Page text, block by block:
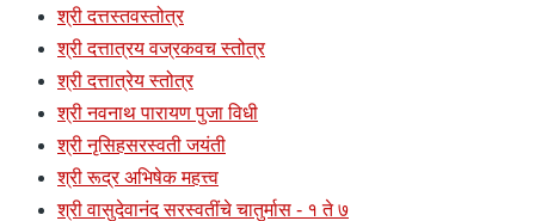
श्री दत्तस्तवस्तोत्र
श्री दत्तात्रय वज्रकवच स्तोत्र
श्री दत्तात्रेय स्तोत्र
श्री नवनाथ पारायण पुजा विधी
श्री नृसिहसरस्वती जयंती
श्री रूद्र अभिषेक महत्त्व
श्री वासुदेवानंद सरस्वतींचे चातुर्मास - १ ते ७